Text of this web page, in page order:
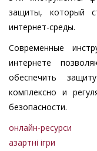
защиты, который
интернет-среды.
Современные
интернете
обеспечить
комплексно и
безопасности.
онлайн-ресурси
азартні ігри